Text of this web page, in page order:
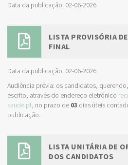
Data da publicação: 02-06-2026
LISTA PROVISÓRIA
FINAL
Data da publicação: 02-06-2026
Audiência prévia: os candidatos,
escrito, através do endereço eletrónico
saude.pt, no prazo de 03 dias úteis
publicação.
LISTA UNITÁRIA DE
DOS CANDIDATOS